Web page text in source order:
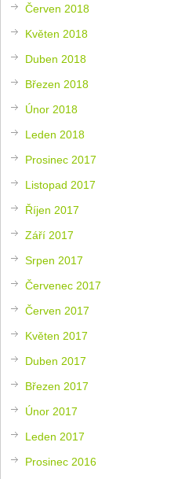
Červen 2018
Květen 2018
Duben 2018
Březen 2018
Únor 2018
Leden 2018
Prosinec 2017
Listopad 2017
Říjen 2017
Září 2017
Srpen 2017
Červenec 2017
Červen 2017
Květen 2017
Duben 2017
Březen 2017
Únor 2017
Leden 2017
Prosinec 2016